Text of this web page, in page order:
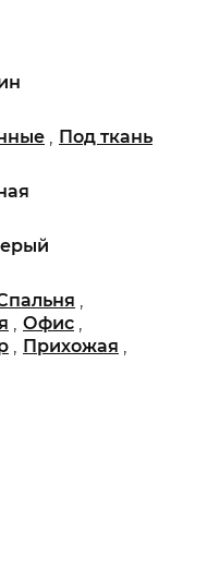
, Под ткань
,
, Офис ,
, Прихожая ,